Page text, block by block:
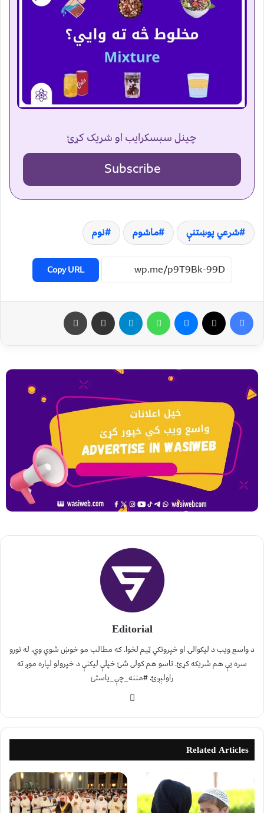
چینل سبسکرایب او شریک کړئ
Subscribe
شرعي پوښتنې ماشوم نوم
Copy URL
Editorial
د واسع ویب د لیکوالۍ او خپرونکي ټیم لخوا. که مطالب مو خوښ شوي وي، له نورو
سره یې هم شریکه کړئ. تاسو هم کولی شئ خپلې لیکنې د خپرولو لپاره موږ ته
راولېږئ. #مننه_چې_یاستئ
Related Articles